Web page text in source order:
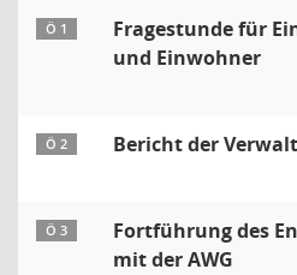
Ö 1
Fragestunde für
und Einwohner
Ö 2 Bericht der
Ö 3
Fortführung des
mit der AWG